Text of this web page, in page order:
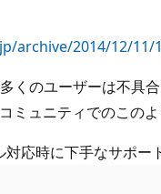
2014/12/11/
くのユーザーは不具
ュニティでのこのよ
応時に下手なサポー